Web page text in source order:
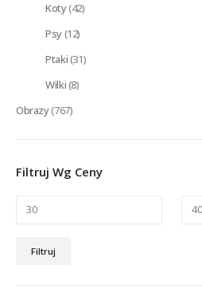
Koty(42)
Psy(12)
Ptaki(31)
Wilki(8)
Obrazy(767)
Filtruj Wg Ceny
min.
maks.
Filtruj